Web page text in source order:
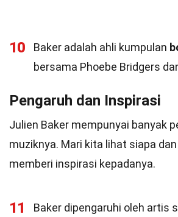
10 Baker adalah ahli kumpulan
bersama Phoebe Bridgers
Pengaruh dan Inspirasi
Julien Baker mempunyai banyak
muziknya. Mari kita lihat siapa
memberi inspirasi kepadanya.
11
Baker dipengaruhi oleh artis